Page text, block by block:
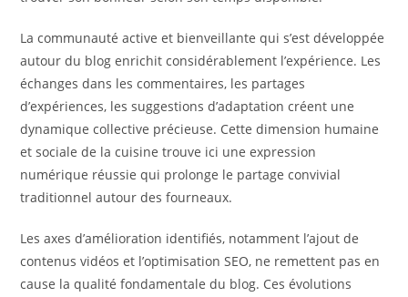
La communauté active et bienveillante qui s’est développée
autour du blog enrichit considérablement l’expérience. Les
échanges dans les commentaires, les partages
d’expériences, les suggestions d’adaptation créent une
dynamique collective précieuse. Cette dimension humaine
et sociale de la cuisine trouve ici une expression
numérique réussie qui prolonge le partage convivial
traditionnel autour des fourneaux.
Les axes d’amélioration identifiés, notamment l’ajout de
contenus vidéos et l’optimisation SEO, ne remettent pas en
cause la qualité fondamentale du blog. Ces évolutions